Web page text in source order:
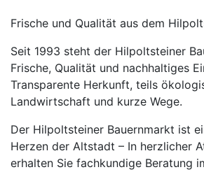
Frische und Qualität aus dem
Seit 1993 steht der Hilpoltsteiner
Frische, Qualität und nachhaltiges
Transparente Herkunft, teils
Landwirtschaft und kurze Wege.
Der Hilpoltsteiner Bauernmarkt ist
Herzen der Altstadt – In herzlicher
erhalten Sie fachkundige Beratung